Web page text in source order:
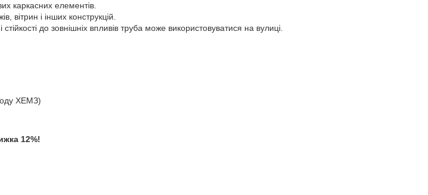
каркасних елементів.
вітрин і інших конструкцій.
стійкості до зовнішніх впливів труба може використовуватися на вулиці.
ХЕМЗ)
12%!